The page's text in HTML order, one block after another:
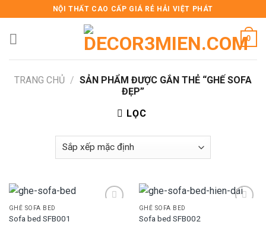
to
content
NỘI THẤT CAO CẤP GIÁ RẺ HẢI VIỆT PHÁT
0
TRANG CHỦ / SẢN PHẨM ĐƯỢC GẮN THẺ “GHẾ SOFA
ĐẸP”
LỌC
GHẾ SOFA BED
Sofa bed SFB001
GHẾ SOFA BED
Sofa bed SFB002